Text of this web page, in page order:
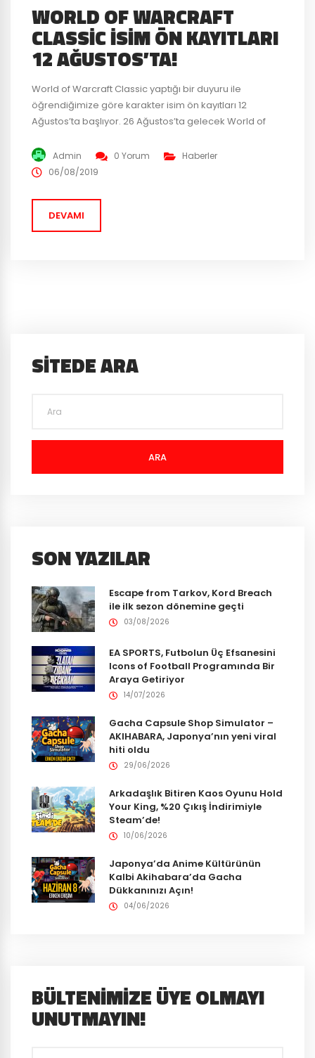
WORLD OF WARCRAFT
CLASSIC İSIM ÖN KAYITLARI
12 AĞUSTOS’TA!
World of Warcraft Classic yaptığı bir duyuru ile
öğrendiğimize göre karakter isim ön kayıtları 12
Ağustos’ta başlıyor. 26 Ağustos’ta gelecek World of
sistem uyguladığı söylentiler arasında. Aktif oyuncu
olarak World of Warcraft aboneliği bulunan kişiler, 12
takma isimlerini...
Admin 0 Yorum
Haberler
06/08/2019
DEVAMI
SITEDE ARA
ARA
SON YAZILAR
Escape from Tarkov, Kord Breach
ile ilk sezon dönemine geçti
03/08/2026
EA SPORTS, Futbolun Üç Efsanesini
Icons of Football Programında Bir
Araya Getiriyor
14/07/2026
Gacha Capsule Shop Simulator –
AKIHABARA, Japonya’nın yeni viral
hiti oldu
29/06/2026
Arkadaşlık Bitiren Kaos Oyunu Hold
Your King, %20 Çıkış İndirimiyle
Steam’de!
10/06/2026
Japonya’da Anime Kültürünün
Kalbi Akihabara’da Gacha
Dükkanınızı Açın!
04/06/2026
BÜLTENIMIZE ÜYE OLMAYI
UNUTMAYIN!